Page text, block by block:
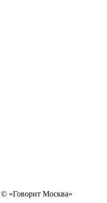
«Говорит Москва»